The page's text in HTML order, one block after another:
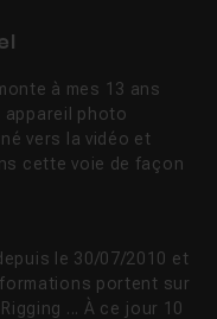
à mes 13 ans
appareil photo
vers la vidéo et
cette voie de façon
le 30/07/2010 et
portent sur
... À ce jour 10